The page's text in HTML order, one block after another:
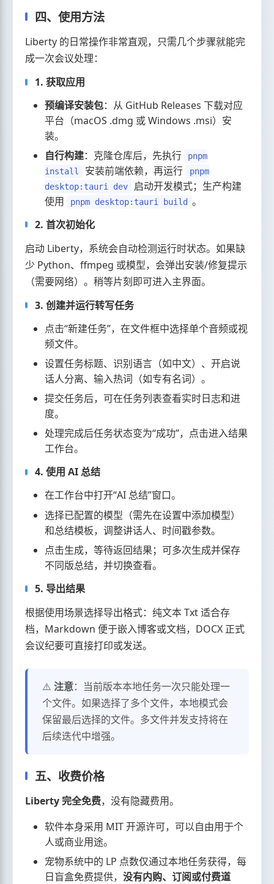
四、使用方法
Liberty 的日常操作非常直观，只需几个步骤就能完
成一次会议处理：
1. 获取应用
预编译安装包：从 GitHub Releases 下载对应
平台（macOS .dmg 或 Windows .msi）安
装。
自行构建：克隆仓库后，先执行
pnpm
install
安装前端依赖，再运行
pnpm
desktop:tauri dev
启动开发模式；生产构建
使用
pnpm desktop:tauri build 。
2. 首次初始化
启动 Liberty，系统会自动检测运行时状态。如果缺
少 Python、ffmpeg 或模型，会弹出安装/修复提示
（需要网络）。稍等片刻即可进入主界面。
3. 创建并运行转写任务
点击“新建任务”，在文件框中选择单个音频或视
频文件。
设置任务标题、识别语言（如中文）、开启说
话人分离、输入热词（如专有名词）。
提交任务后，可在任务列表查看实时日志和进
度。
处理完成后任务状态变为“成功”，点击进入结果
工作台。
4. 使用 AI 总结
在工作台中打开“AI 总结”窗口。
选择已配置的模型（需先在设置中添加模型）
和总结模板，调整讲话人、时间戳参数。
点击生成，等待返回结果；可多次生成并保存
不同版总结，并切换查看。
5. 导出结果
根据使用场景选择导出格式：纯文本 Txt 适合存
档，Markdown 便于嵌入博客或文档，DOCX 正式
会议纪要可直接打印或发送。
⚠️ 注意：当前版本本地任务一次只能处理一
个文件。如果选择了多个文件，本地模式会
保留最后选择的文件。多文件并发支持将在
后续迭代中增强。
五、收费价格
Liberty 完全免费，没有隐藏费用。
软件本身采用 MIT 开源许可，可以自由用于个
人或商业用途。
宠物系统中的 LP 点数仅通过本地任务获得，每
日盲盒免费提供， 没有内购、订阅或付费道